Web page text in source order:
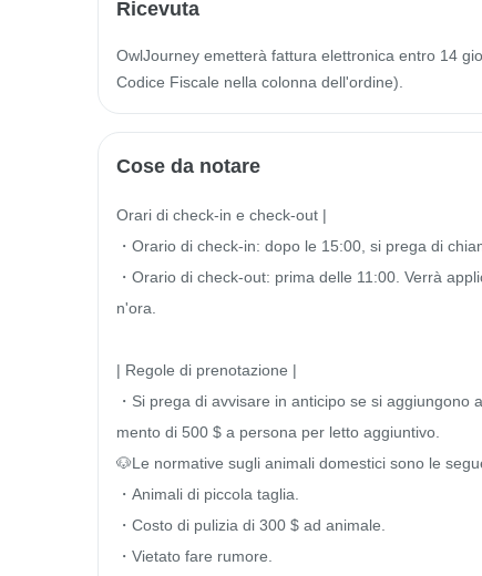
Ricevuta
OwlJourney emetterà fattura elettronica entro 14
Codice Fiscale nella colonna dell'ordine).
Cose da notare
Orari di check-in e check-out |
・Orario di check-in: dopo le 15:00, si prega di
・Orario di check-out: prima delle 11:00. Verrà
n'ora.
| Regole di prenotazione |
・Si prega di avvisare in anticipo se si
mento di 500 $ a persona per letto aggiuntivo.
🐶Le normative sugli animali domestici sono le
・Animali di piccola taglia.
・Costo di pulizia di 300 $ ad animale.
・Vietato fare rumore.